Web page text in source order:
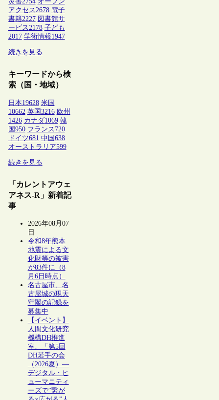
アクセス2678 電子
書籍2227 図書館サ
ービス2178 子ども
2017 学術情報1947
続きを見る
キーワードから検
索（国・地域）
日本19628 米国
10662 英国3216 欧州
1426 カナダ1069 韓
国950 フランス 720
ドイツ681 中国638
オーストラリア599
続きを見る
「カレントアウェ
アネス-R」新着記
事
2026年08月07
日
令和8年熊本
地震による文
化財等の被害
が83件に（8
月6日時点）
名古屋市、名
古屋城の現天
守閣の記録を
募集中
【イベント】
人間文化研究
機構DH推進
室、「第5回
DH若手の会
（2026夏）―
デジタル・ヒ
ューマニティ
ーズで“繋が